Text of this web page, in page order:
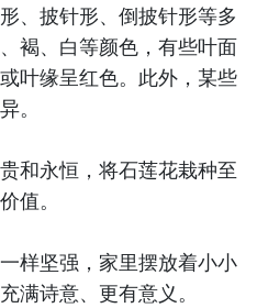
、披针形、倒披针形等多
褐、白等颜色，有些叶面
叶缘呈红色。此外，某些
。
和永恒，将石莲花栽种至
值。
样坚强，家里摆放着小小
满诗意、更有意义。